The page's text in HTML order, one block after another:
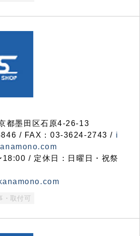
墨田区石原4-26-13
/ FAX：03-3624-2743 / i
/ 定休日：日曜日・祝祭
・取付可